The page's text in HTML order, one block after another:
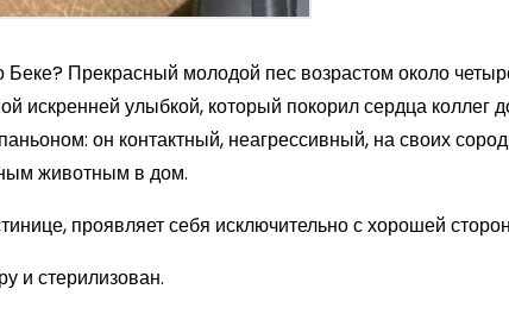
Прекрасный молодой пес возрастом около
искренней улыбкой, который покорил сердца
он контактный, неагрессивный, на своих
животным в дом.
проявляет себя исключительно с хорошей
и стерилизован.